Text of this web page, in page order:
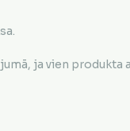
ja vien produkta